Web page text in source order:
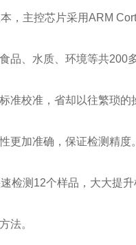
，主控芯片采用ARM
品、水质、环境等共200
准校准，省却以往繁琐
更加准确，保证检测精度
检测12个样品，大大提
法。